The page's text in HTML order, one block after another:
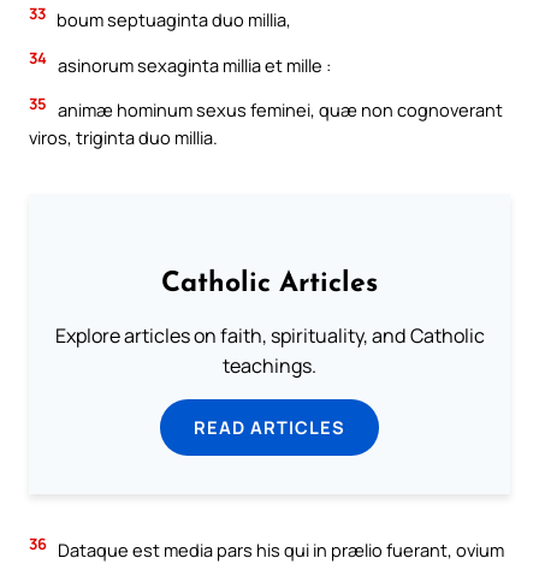
33 boum septuaginta duo millia,
34 asinorum sexaginta millia et mille :
35 animæ hominum sexus feminei, quæ non cognoverant
viros, triginta duo millia.
Catholic Articles
Explore articles on faith, spirituality, and Catholic
teachings.
READ ARTICLES
36 Dataque est media pars his qui in prælio fuerant, ovium